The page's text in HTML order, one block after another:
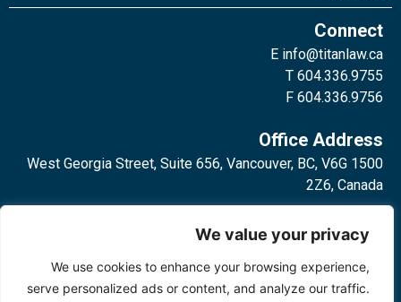
We value your privacy
We use cookies to enhance your browsing experience,
serve personalized ads or content, and analyze our traffic.
Connect
E info@titanlaw.ca
T 604.336.9755
F 604.336.9756
Office Address
1500 West Georgia Street, Suite 656, Vancouver, BC, V6G
2Z6, Canada
Toronto, ON, M4W 3E2, Canada